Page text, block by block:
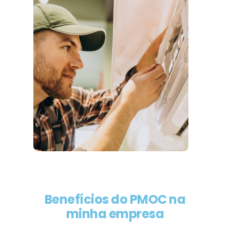
Benefícios do PMOC na
minha empresa